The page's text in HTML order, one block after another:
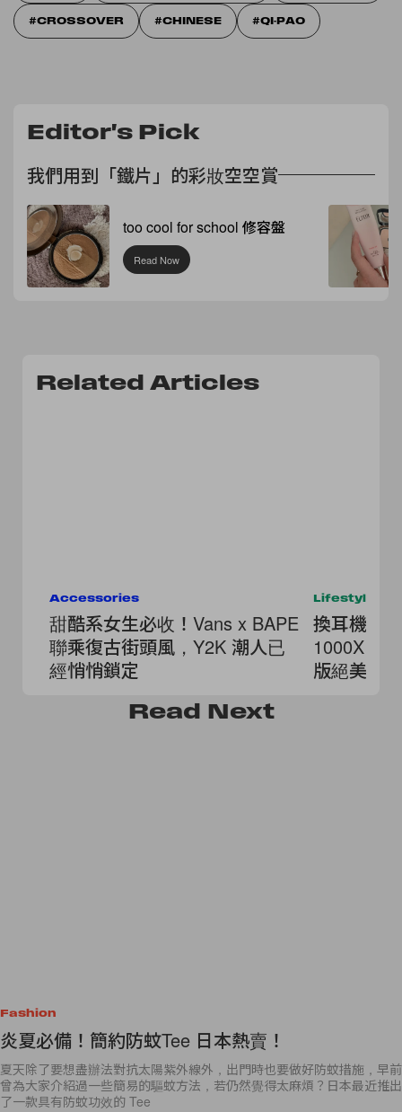
CROSSOVER CHINESE QI-PAO
Editor's Pick
我們用到「鐵片」的彩妝空空賞
too cool for school 修容盤
Read Now
Related Articles
Accessories
甜酷系女生必收！Vans x BAPE
聯乘復古街頭風，Y2K 潮人已
經悄悄鎖定
Lifestyle
換耳機的
1000X 系
版絕美登
Read Next
Fashion
炎夏必備！簡約防蚊Tee 日本熱賣！
夏天除了要想盡辦法對抗太陽紫外線外，出門時也要做好防蚊措施，早前
曾為大家介紹過一些簡易的驅蚊方法，若仍然覺得太麻煩？日本最近推出
了一款具有防蚊功效的 Tee